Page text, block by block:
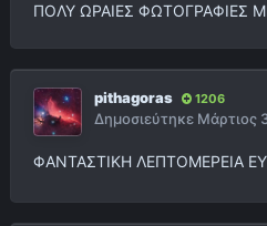
ΠΟΛΥ ΩΡΑΙΕΣ ΦΩΤΟΓΡΑΦΙΕΣ
pithagoras 1206
Δημοσιεύτηκε Μάρτιος
ΦΑΝΤΑΣΤΙΚΗ ΛΕΠΤΟΜΕΡΕΙΑ